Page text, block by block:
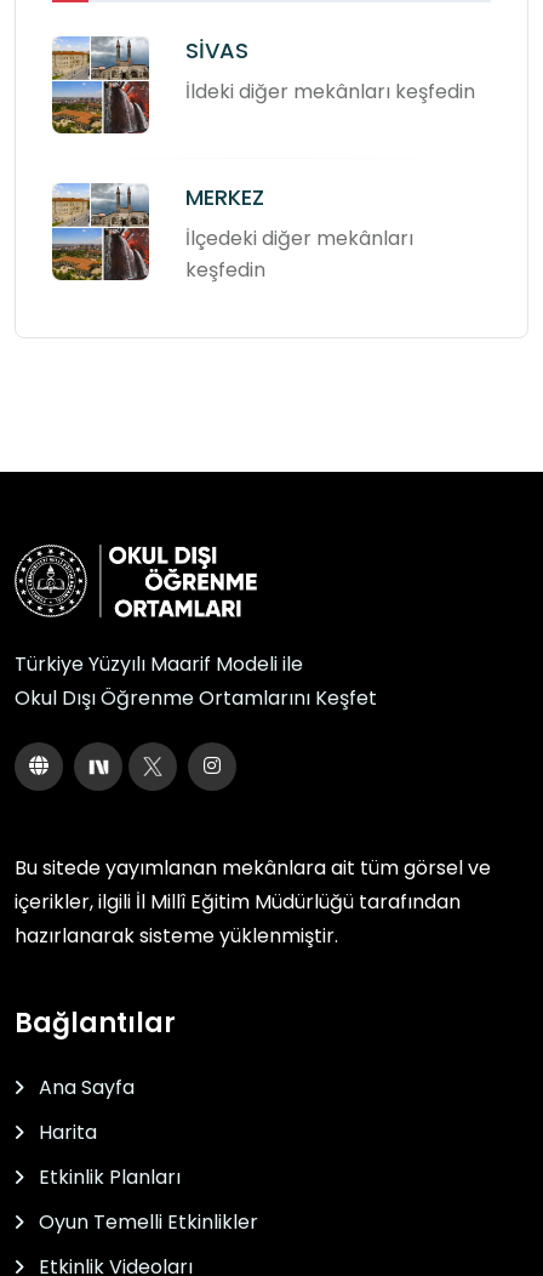
SİVAS
İldeki diğer mekânları keşfedin
MERKEZ
İlçedeki diğer mekânları
keşfedin
Türkiye Yüzyılı Maarif Modeli ile
Okul Dışı Öğrenme Ortamlarını Keşfet
Bu sitede yayımlanan mekânlara ait tüm görsel ve
içerikler, ilgili İl Millî Eğitim Müdürlüğü tarafından
hazırlanarak sisteme yüklenmiştir.
Bağlantılar
Ana Sayfa
Harita
Etkinlik Planları
Oyun Temelli Etkinlikler
Etkinlik Videoları